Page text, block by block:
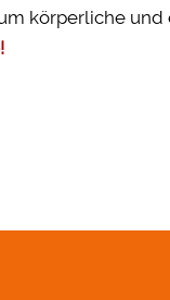
körperliche und